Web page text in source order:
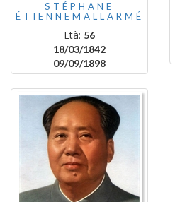
STÉPHANE
ÉTIENNEMALLARMÉ
Età: 56
18/03/1842
09/09/1898